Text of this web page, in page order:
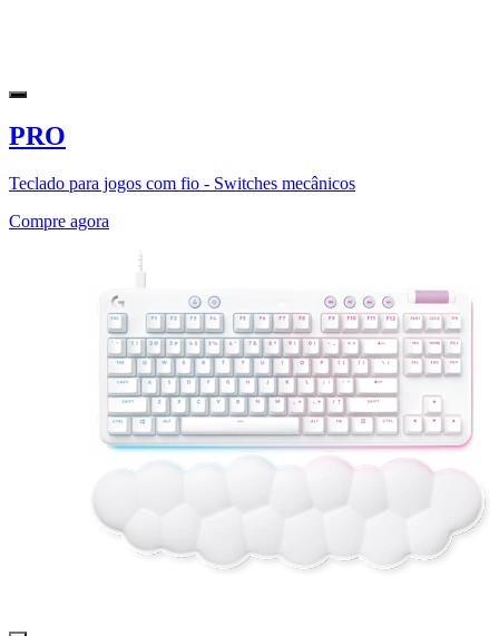
PRO
Teclado para jogos com fio - Switches mecânicos
Compre agora